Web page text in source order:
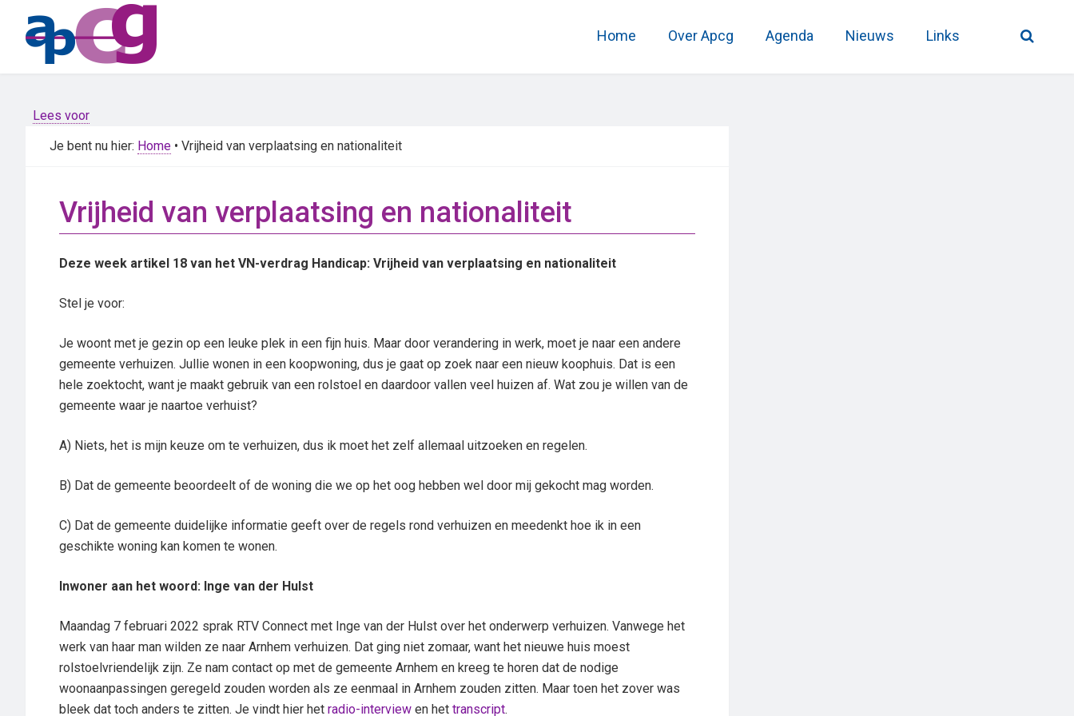
to
main
to
primary
Home Over Apcg Agenda Nieuws Links
Lees voor
Je bent nu hier: Home • Vrijheid van verplaatsing en nationaliteit
Vrijheid van verplaatsing en nationaliteit
Deze week artikel 18 van het VN-verdrag Handicap: Vrijheid van verplaatsing en nationaliteit
Stel je voor:
Je woont met je gezin op een leuke plek in een fijn huis. Maar door verandering in werk, moet je naar een andere
gemeente verhuizen. Jullie wonen in een koopwoning, dus je gaat op zoek naar een nieuw koophuis. Dat is een
hele zoektocht, want je maakt gebruik van een rolstoel en daardoor vallen veel huizen af. Wat zou je willen van de
gemeente waar je naartoe verhuist?
A) Niets, het is mijn keuze om te verhuizen, dus ik moet het zelf allemaal uitzoeken en regelen.
B) Dat de gemeente beoordeelt of de woning die we op het oog hebben wel door mij gekocht mag worden.
C) Dat de gemeente duidelijke informatie geeft over de regels rond verhuizen en meedenkt hoe ik in een
geschikte woning kan komen te wonen.
Inwoner aan het woord: Inge van der Hulst
Maandag 7 februari 2022 sprak RTV Connect met Inge van der Hulst over het onderwerp verhuizen. Vanwege het
werk van haar man wilden ze naar Arnhem verhuizen. Dat ging niet zomaar, want het nieuwe huis moest
rolstoelvriendelijk zijn. Ze nam contact op met de gemeente Arnhem en kreeg te horen dat de nodige
woonaanpassingen geregeld zouden worden als ze eenmaal in Arnhem zouden zitten. Maar toen het zover was
bleek dat toch anders te zitten. Je vindt hier het radio-interview en het transcript.